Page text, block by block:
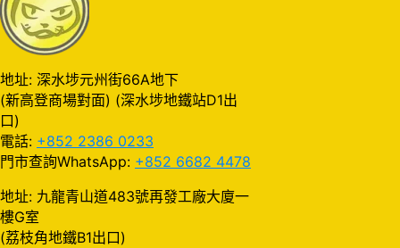
地址: 深水埗元州街66A地下
(新高登商場對面) (深水埗地鐵站D1出
口)
電話: +852 2386 0233
門市查詢WhatsApp: +852 6682 4478
地址: 九龍青山道483號再發工廠大廈一
樓G室
(荔枝角地鐵B1出口)